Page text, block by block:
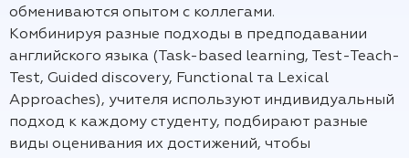
обмениваются опытом c коллегами.
Комбинируя разные подходы в предподавании
английского языка (Task-based learning, Test-Teach-
Test, Guided discovery, Functional та Lexical
Approaches), учителя используют индивидуальный
подход к каждому студенту, подбирают разные
виды оценивания их достижений, чтобы